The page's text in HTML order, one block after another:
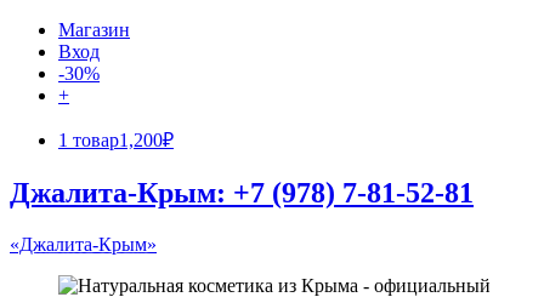
Магазин
Вход
-30%
+
1 товар1,200₽
Джалита-Крым: +7 (978) 7-81-52-81
«Джалита-Крым»